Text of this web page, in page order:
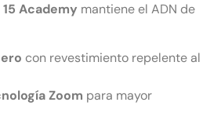
Academy mantiene el ADN de
con revestimiento repelente al
Zoom para mayor